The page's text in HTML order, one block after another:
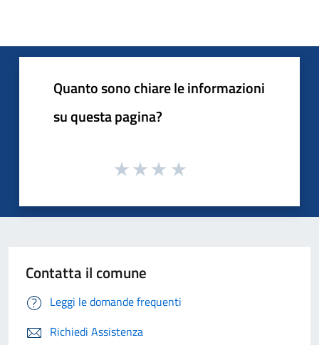
Quanto sono chiare le informazioni
su questa pagina?
Contatta il comune
Leggi le domande frequenti
Richiedi Assistenza